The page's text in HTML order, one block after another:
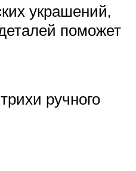
украшений,
поможет
ручного